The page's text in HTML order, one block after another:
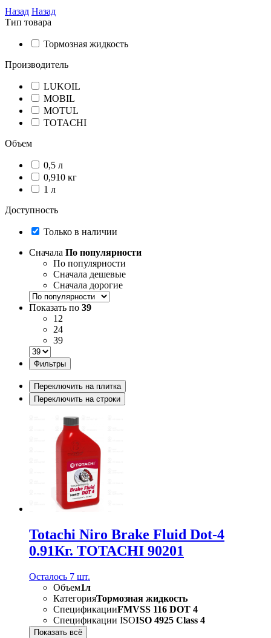
Назад Назад
Тип товара
Тормозная жидкость
Производитель
LUKOIL
MOBIL
MOTUL
TOTACHI
Объем
0,5 л
0,910 кг
1 л
Доступность
Только в наличии
Сначала По популярности
По популярности
Сначала дешевые
Сначала дорогие
Показать по 39
12
24
39
Фильтры
Переключить на плитка
Переключить на строки
Totachi Niro Brake Fluid Dot-4
0.91Кг. TOTACHI 90201
Осталось 7 шт.
Объем1л
КатегорияТормозная жидкость
СпецификацииFMVSS 116 DOT 4
Спецификации ISOISO 4925 Class 4
Показать всё